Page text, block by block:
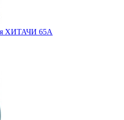
ХИТАЧИ 65A